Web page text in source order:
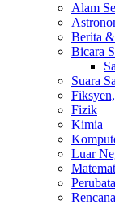
Alam
Berita
Bicara
Suara
Fizik
Kimia
Luar
Rencana